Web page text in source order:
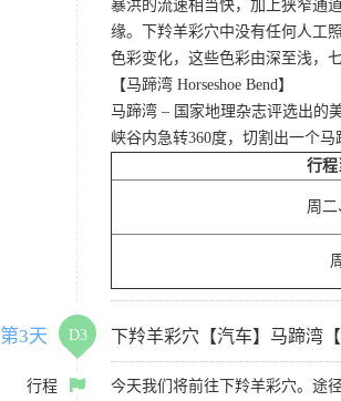
暴洪的流速相当快，加上狭窄通
缘。下羚羊彩穴中没有任何人工
色彩变化，这些色彩由深至浅，
【马蹄湾 Horseshoe Bend】
马蹄湾 – 国家地理杂志评选出的
峡谷内急转360度，切割出一个
行程
周
第3天 D3 下羚羊彩穴【汽车】马蹄湾
行程
今天我们将前往下羚羊彩穴。途